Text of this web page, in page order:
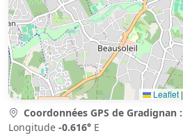
Leaflet |
Coordonnées GPS de Gradignan :
Longitude -0.616° E